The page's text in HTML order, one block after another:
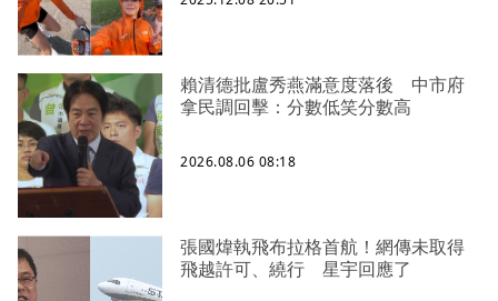
賴清德批盧秀燕滿意度落後 中市府
拿民調回擊：分數低笑分數高
2026.08.06 08:18
張國煒執飛布拉格首航！網傳未取得
飛越許可、繞行 星宇回應了